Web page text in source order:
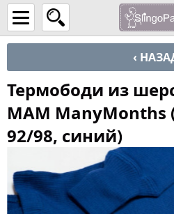
‹
Термободи из
MAM ManyMonths
92/98, синий)